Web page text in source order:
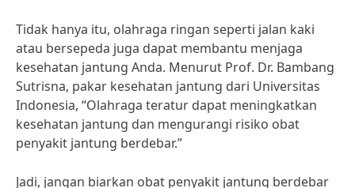
Tidak hanya itu, olahraga ringan seperti jalan kaki
atau bersepeda juga dapat membantu menjaga
kesehatan jantung Anda. Menurut Prof. Dr. Bambang
Sutrisna, pakar kesehatan jantung dari Universitas
Indonesia, “Olahraga teratur dapat meningkatkan
kesehatan jantung dan mengurangi risiko obat
penyakit jantung berdebar.”
Jadi, jangan biarkan obat penyakit jantung berdebar